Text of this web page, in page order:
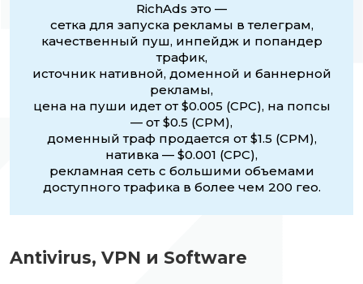
RichAds это —
сетка для запуска рекламы в телеграм,
качественный пуш, инпейдж и попандер
трафик,
источник нативной, доменной и баннерной
рекламы,
цена на пуши идет от $0.005 (CPC), на попсы
— от $0.5 (CPM),
доменный траф продается от $1.5 (CPM),
нативка — $0.001 (CPC),
рекламная сеть с большими объемами
доступного трафика в более чем 200 гео.
Antivirus, VPN и Software